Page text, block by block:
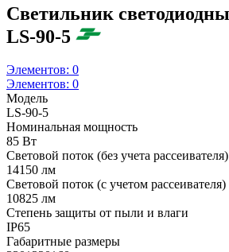
Cветильник
LS-90-5
Элементов: 0
Элементов: 0
Модель
LS-90-5
Номинальная мощность
85 Вт
Световой поток (без учета рассеивателя)
14150 лм
Световой поток (с учетом
10825 лм
Степень защиты от пыли и влаги
IP65
Габаритные размеры